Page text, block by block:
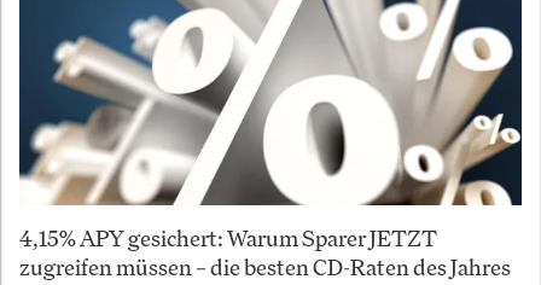
4,15% APY gesichert: Warum Sparer JETZT
zugreifen müssen – die besten CD-Raten des Jahres